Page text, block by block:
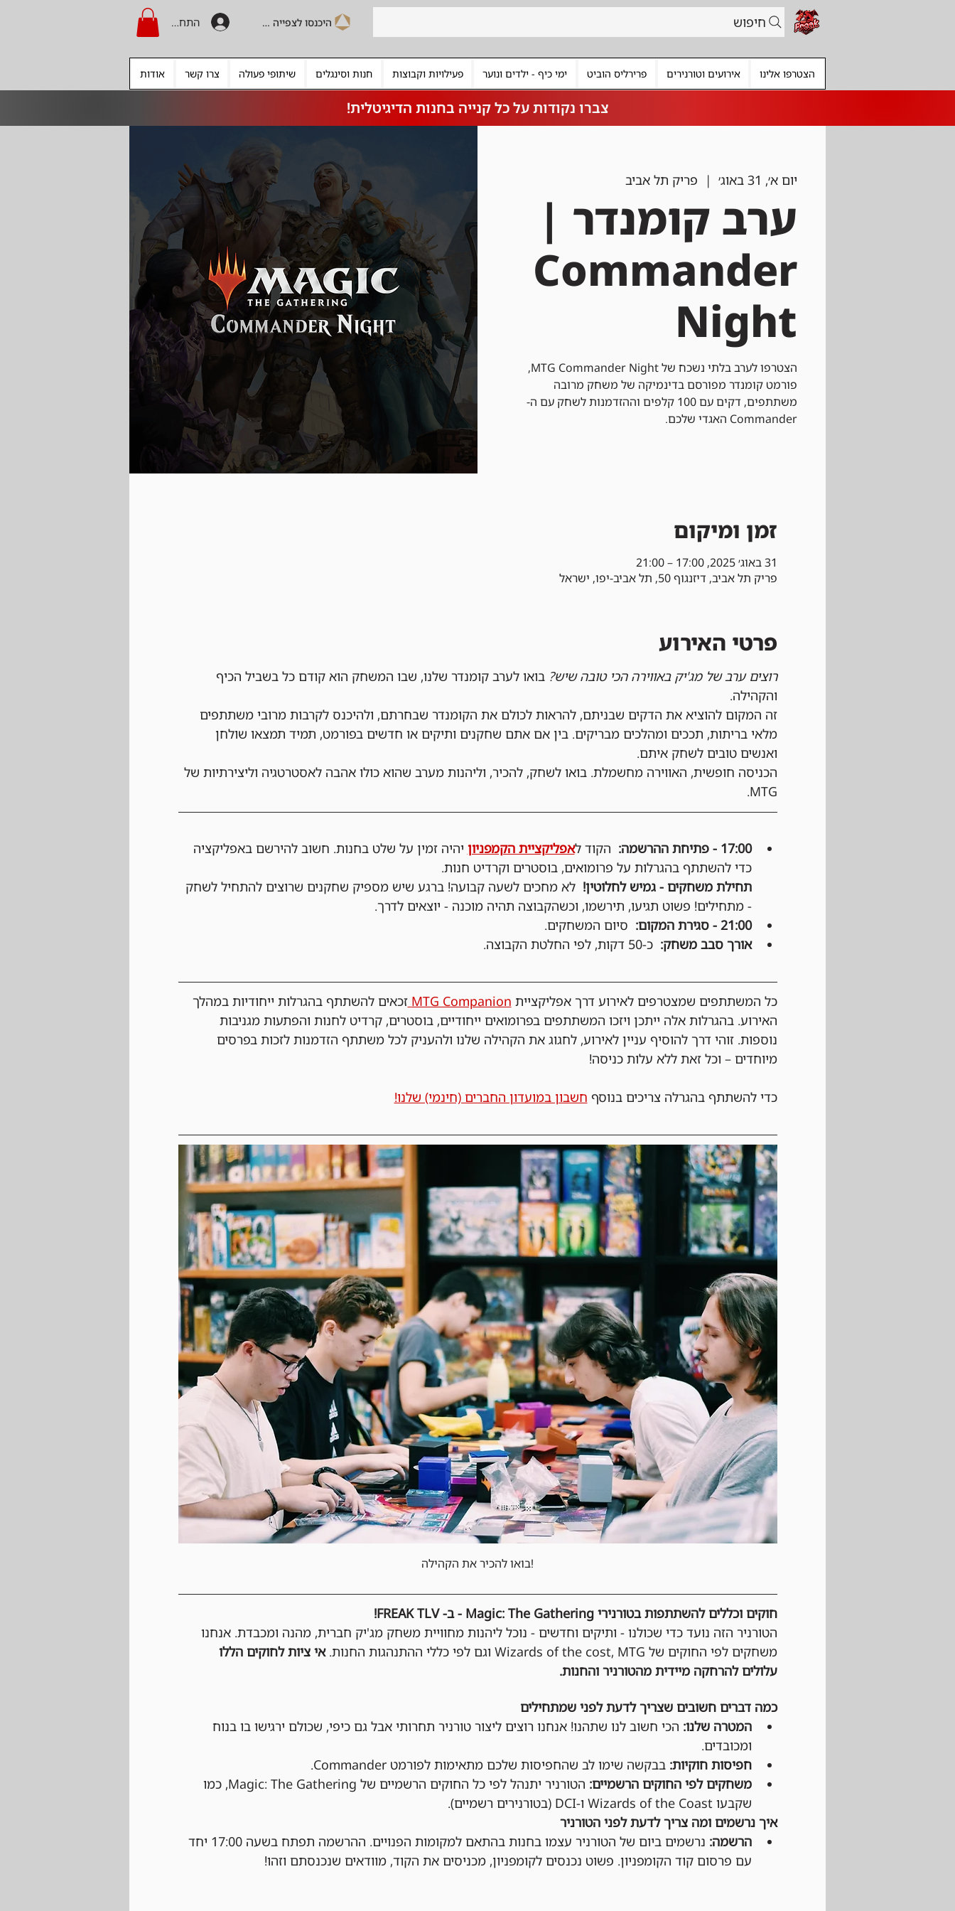
התחברות היכנסו לצפייה בקרדיט חיפוש
הצטרפו אלינו אירועים וטורנירים פרירליס הוביט ימי כיף - ילדים ונוער פעילויות וקבוצות חנות וסינגלים שיתופי פעולה צרו קשר אודות
צברו נקודות על כל קנייה בחנות הדיגיטלית!
יום א׳, 31 באוג׳
  |
פריק תל אביב
ערב קומנדר |
Commander
Night
הצטרפו לערב בלתי נשכח של MTG Commander Night,
פורמט קומנדר מפורסם בדינמיקה של משחק מרובה
משתתפים, דקים עם 100 קלפים וההזדמנות לשחק עם ה-
Commander האגדי שלכם.
זמן ומיקום
31 באוג׳ 2025, 17:00 – 21:00
פריק תל אביב, דיזנגוף 50, תל אביב-יפו, ישראל
פרטי האירוע
רוצים ערב של מג'יק באווירה הכי טובה שיש? בואו לערב קומנדר שלנו, שבו המשחק הוא קודם כל בשביל הכיף
והקהילה.
זה המקום להוציא את הדקים שבניתם, להראות לכולם את הקומנדר שבחרתם, ולהיכנס לקרבות מרובי משתתפים
מלאי בריתות, תככים ומהלכים מבריקים. בין אם אתם שחקנים ותיקים או חדשים בפורמט, תמיד תמצאו שולחן
ואנשים טובים לשחק איתם.
הכניסה חופשית, האווירה מחשמלת. בואו לשחק, להכיר, וליהנות מערב שהוא כולו אהבה לאסטרטגיה וליצירתיות של
MTG.
17:00 - פתיחת ההרשמה: הקוד לאפליקציית הקמפניון יהיה זמין על שלט בחנות. חשוב להירשם באפליקציה
כדי להשתתף בהגרלות על פרומואים, בוסטרים וקרדיט חנות.
תחילת משחקים - גמיש לחלוטין! לא מחכים לשעה קבועה! ברגע שיש מספיק שחקנים שרוצים להתחיל לשחק
- מתחילים! פשוט תגיעו, תירשמו, וכשהקבוצה תהיה מוכנה - יוצאים לדרך.
21:00 - סגירת המקום:
סיום המשחקים.
אורך סבב משחק: כ-50 דקות, לפי החלטת הקבוצה.
כל המשתתפים שמצטרפים לאירוע דרך אפליקציית MTG Companion זכאים להשתתף בהגרלות ייחודיות במהלך
האירוע. בהגרלות אלה ייתכן ויזכו המשתתפים בפרומואים ייחודיים, בוסטרים, קרדיט לחנות והפתעות מגניבות
נוספות. זוהי דרך להוסיף עניין לאירוע, לחגוג את הקהילה שלנו ולהעניק לכל משתתף הזדמנות לזכות בפרסים
מיוחדים – וכל זאת ללא עלות כניסה!
כדי להשתתף בהגרלה צריכים בנוסף חשבון במועדון החברים (חינמי) שלנו!
בואו להכיר את הקהילה!
חוקים וכללים להשתתפות בטורנירי Magic: The Gathering - ב- FREAK TLV!
הטורניר הזה נועד כדי שכולנו - ותיקים וחדשים - נוכל ליהנות מחוויית משחק מג'יק חברית, מהנה ומכבדת. אנחנו
משחקים לפי החוקים של Wizards of the cost, MTG וגם לפי כללי ההתנהגות החנות.
אי ציות לחוקים הללו
עלולים להרחקה מיידית מהטורניר והחנות.
כמה דברים חשובים שצריך לדעת לפני שמתחילים
המטרה שלנו: הכי חשוב לנו שתהנו! אנחנו רוצים ליצור טורניר תחרותי אבל גם כיפי, שכולם ירגישו בו בנוח
ומכובדים.
חפיסות חוקיות: בבקשה שימו לב שהחפיסות שלכם מתאימות לפורמט Commander.
משחקים לפי החוקים הרשמיים:
הטורניר יתנהל לפי כל החוקים הרשמיים של Magic: The Gathering, כמו
שקבעו Wizards of the Coast ו-DCI (בטורנירים רשמיים).
איך נרשמים ומה צריך לדעת לפני הטורניר
הרשמה:
נרשמים ביום של הטורניר עצמו בחנות בהתאם למקומות הפנויים. ההרשמה תפתח בשעה 17:00 יחד
עם פרסום קוד הקומפניון. פשוט נכנסים לקומפניון, מכניסים את הקוד, מוודאים שנכנסתם וזהו!